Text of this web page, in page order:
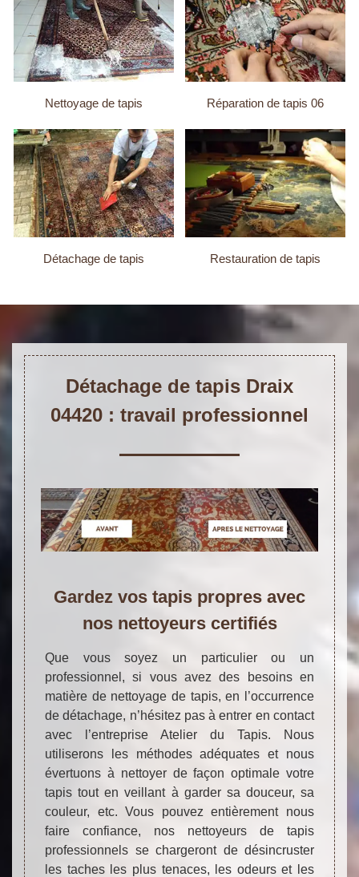
Nettoyage de tapis Réparation de tapis 06
Détachage de tapis Restauration de tapis
Détachage de tapis Draix
04420 : travail professionnel
Gardez vos tapis propres avec
nos nettoyeurs certifiés
Que vous soyez un particulier ou un
professionnel, si vous avez des besoins en
matière de nettoyage de tapis, en l’occurrence
de détachage, n’hésitez pas à entrer en contact
avec l’entreprise Atelier du Tapis. Nous
utiliserons les méthodes adéquates et nous
évertuons à nettoyer de façon optimale votre
tapis tout en veillant à garder sa douceur, sa
couleur, etc. Vous pouvez entièrement nous
faire confiance, nos nettoyeurs de tapis
professionnels se chargeront de désincruster
les taches les plus tenaces, les odeurs et les